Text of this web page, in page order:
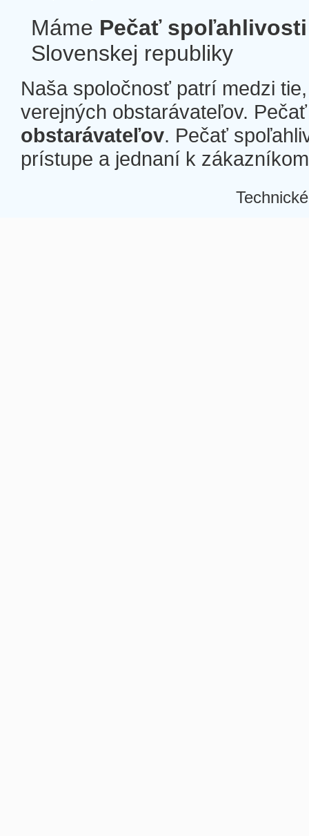
Máme Pečať spoľahlivosti
Slovenskej republiky
Naša spoločnosť patrí medzi
verejných obstarávateľov.
obstarávateľov. Pečať
prístupe a jednaní k